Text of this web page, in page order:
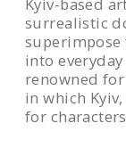
Це чарівне
свою
стала
територія
Кондакова,
арт-
surrealistic
into
renowned
in which
for